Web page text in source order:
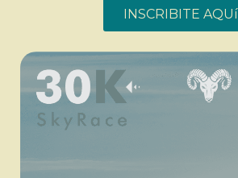
INSCRIBITE AQUí